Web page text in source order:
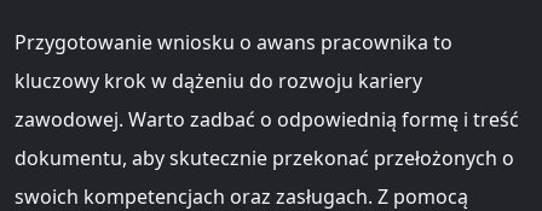
Przygotowanie wniosku o awans pracownika to
kluczowy krok w dążeniu do rozwoju kariery
zawodowej. Warto zadbać o odpowiednią formę i treść
dokumentu, aby skutecznie przekonać przełożonych o
swoich kompetencjach oraz zasługach. Z pomocą